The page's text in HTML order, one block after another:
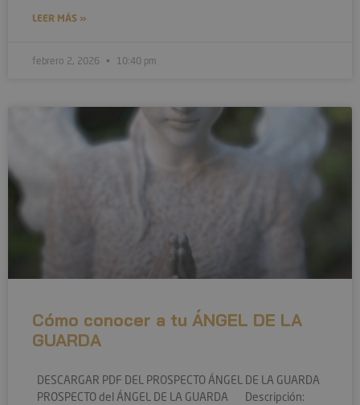
LEER MÁS »
febrero 2, 2026 10:40 pm
Cómo conocer a tu ÁNGEL DE LA
GUARDA
DESCARGAR PDF DEL PROSPECTO ÁNGEL DE LA GUARDA
PROSPECTO del ÁNGEL DE LA GUARDA Descripción: